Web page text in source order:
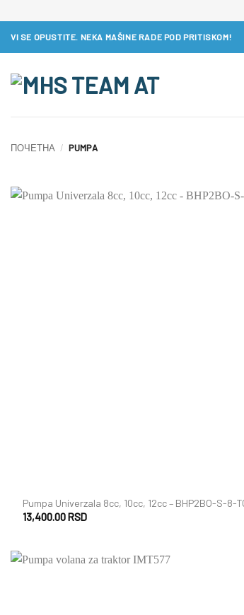
VI SE OPUSTITE. NEKA MAŠINE RADE POD PRITISKOM!
ПОЧЕТНА / PUMPA
Pumpa Univerzala 8cc, 10cc, 12cc – BHP2BO-S-8-
13,400.00RSD